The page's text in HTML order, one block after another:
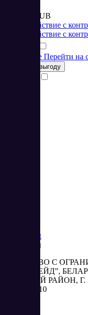
от 4 900 RUB
Взаимодействие с
Взаимодействие с
Подробнее Перейти на
Получить выгоду
Market
Реквизиты
ОБЩЕСТВО С
“АБЕСТРЕЙД”,
МИНСКИЙ РАЙОН,
2, КОМ. 310